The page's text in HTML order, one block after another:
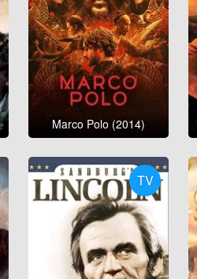
Marco Polo (2014)
TV